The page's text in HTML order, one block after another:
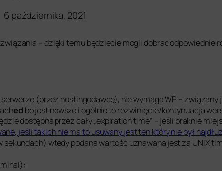
6 października, 2021
– dzięki temu będziecie mogli dobrać odpowiednie
(przez hostingodawcę), nie wymaga WP – związany
ed bo jest nowsze i ogólnie to rozwinięcie/kontynuacja
dostępna przez cały „expiration time” – jeśli braknie
jeśli takich nie ma to usuwany jest ten który nie był
wtedy podana wartość uznawana jest za UNIX